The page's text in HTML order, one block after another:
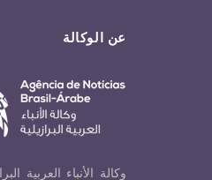
عن الوكالة